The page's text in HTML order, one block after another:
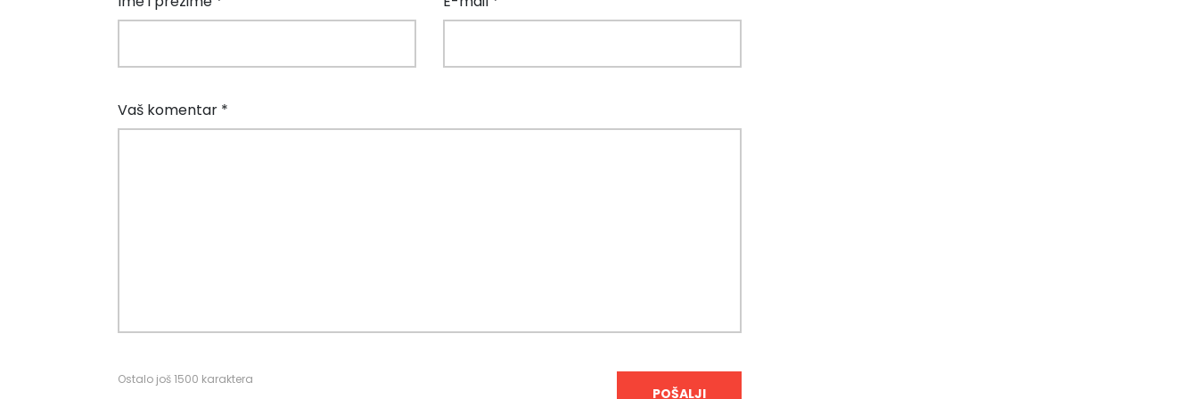
Vaš komentar *
Ostalo još1500 karaktera
POŠALJI